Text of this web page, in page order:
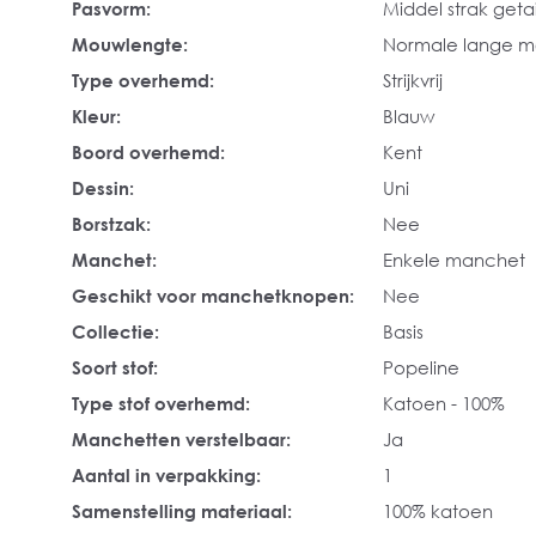
Pasvorm:
Middel strak
Mouwlengte:
Normale lange
Type overhemd:
Strijkvrij
Kleur:
Blauw
Boord overhemd:
Kent
Dessin:
Uni
Borstzak:
Nee
Manchet:
Enkele manchet
Geschikt voor manchetknopen:
Nee
Collectie:
Basis
Soort stof:
Popeline
Type stof overhemd:
Katoen - 100%
Manchetten verstelbaar:
Ja
Aantal in verpakking:
1
Samenstelling materiaal:
100% katoen